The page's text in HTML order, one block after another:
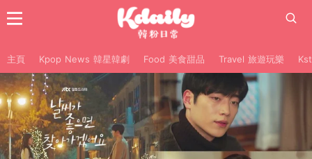
主頁 Kpop News 韓星韓劇 Food 美食甜品 Travel 旅遊玩樂